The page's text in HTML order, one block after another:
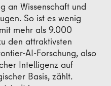
an Wissenschaft und
So ist es wenig
mehr als 9.000
den attraktivsten
AI-Forschung, also
Intelligenz auf
Basis, zählt.